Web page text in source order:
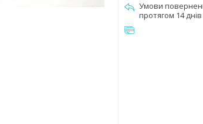
протягом 14 днів